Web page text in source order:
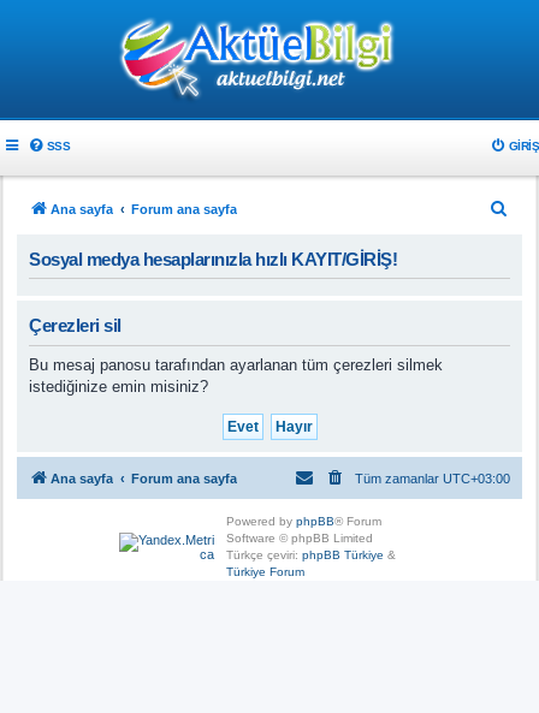
SSS GIRIŞ
Ana sayfa Forum ana sayfa
Sosyal medya hesaplarınızla hızlı KAYIT/GİRİŞ!
Çerezleri sil
Bu mesaj panosu tarafından ayarlanan tüm çerezleri silmek
istediğinize emin misiniz?
Ana sayfa Forum ana sayfa Tüm zamanlar UTC+03:00
Powered by phpBB® Forum
Software © phpBB Limited
Türkçe çeviri: phpBB Türkiye &
Türkiye Forum